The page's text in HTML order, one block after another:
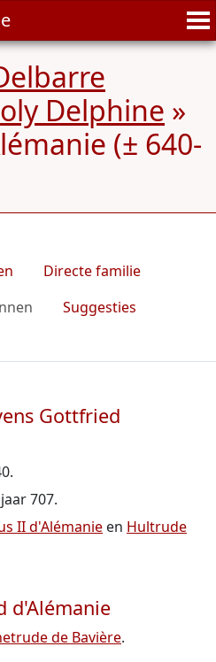
Delphine »
(± 640-
Directe familie
Suggesties
Gottfried
.
707.
II d'Alémanie en Hultrude
d'Alémanie
de Bavière.